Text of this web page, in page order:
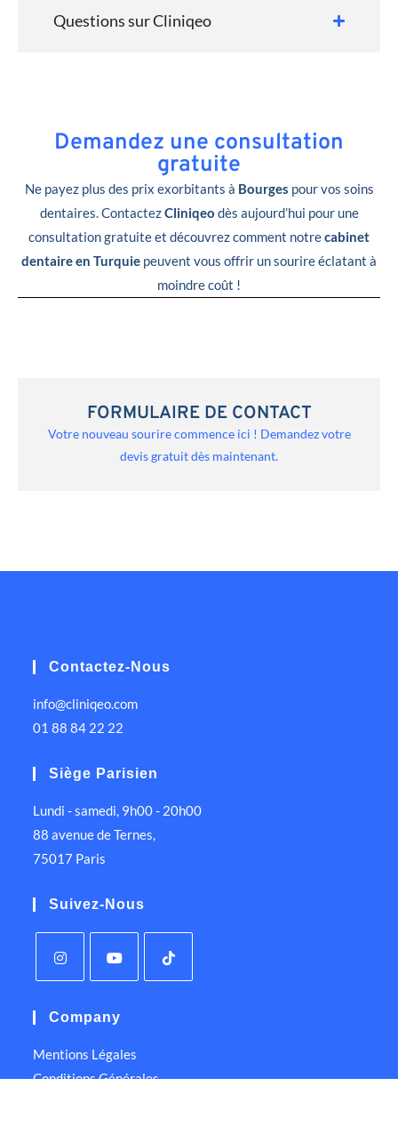
Questions sur Cliniqeo
Demandez une consultation
gratuite
Ne payez plus des prix exorbitants à Bourges pour vos soins
dentaires. ContactezCliniqeo dès aujourd’hui pour une
consultation gratuite et découvrez comment notrecabinet
dentaire en Turquie peuvent vous offrir un sourire éclatant à
moindre coût !
FORMULAIRE DE CONTACT
Votre nouveau sourire commence ici ! Demandez votre
devis gratuit dès maintenant.
Contactez-Nous
info@cliniqeo.com
01 88 84 22 22
Siège Parisien
Lundi - samedi, 9h00 - 20h00
88 avenue de Ternes,
75017 Paris
Suivez-Nous
Company
Mentions Légales
Conditions Générales